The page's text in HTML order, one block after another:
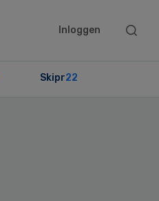
Inloggen
Search
Skipr22